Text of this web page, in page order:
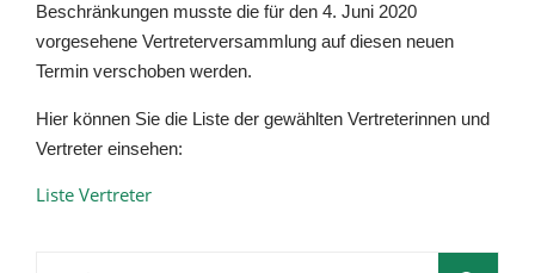
Beschränkungen musste die für den 4. Juni 2020
vorgesehene Vertreterversammlung auf diesen neuen
Termin verschoben werden.
Hier können Sie die Liste der gewählten Vertreterinnen und
Vertreter einsehen:
Liste Vertreter